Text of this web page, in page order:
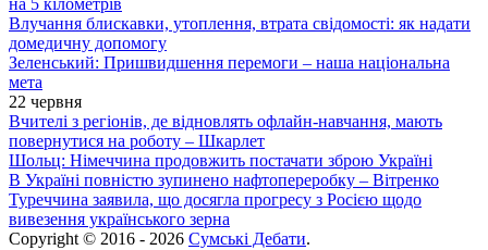
на 5 кілометрів
Влучання блискавки, утоплення, втрата свідомості: як надати
домедичну допомогу
Зеленський: Пришвидшення перемоги – наша національна
мета
22 червня
Вчителі з регіонів, де відновлять офлайн-навчання, мають
повернутися на роботу – Шкарлет
Шольц: Німеччина продовжить постачати зброю Україні
В Україні повністю зупинено нафтопереробку – Вітренко
Туреччина заявила, що досягла прогресу з Росією щодо
вивезення українського зерна
Copyright © 2016 - 2026 Сумські Дебати.